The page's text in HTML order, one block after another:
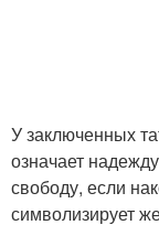
У заключенных
означает
свободу, если
символизирует